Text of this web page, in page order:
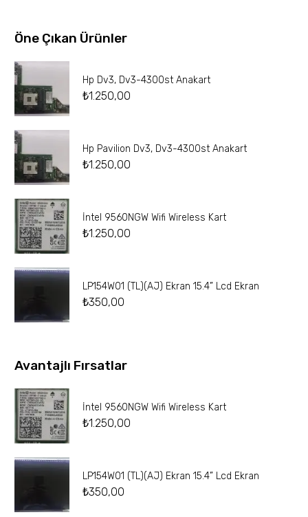
Öne Çıkan Ürünler
Hp Dv3, Dv3-4300st Anakart
₺1.250,00
Hp Pavilion Dv3, Dv3-4300st Anakart
₺1.250,00
İntel 9560NGW Wifi Wireless Kart
₺1.250,00
LP154W01 (TL)(AJ) Ekran 15.4” Lcd Ekran
₺350,00
Avantajlı Fırsatlar
İntel 9560NGW Wifi Wireless Kart
₺1.250,00
LP154W01 (TL)(AJ) Ekran 15.4” Lcd Ekran
₺350,00